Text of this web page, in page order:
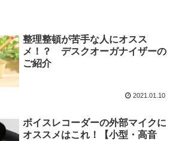
整理整頓が苦手な人にオスス
メ！？ デスクオーガナイザーの
ご紹介
2021.01.10
ボイスレコーダーの外部マイクに
オススメはこれ！【小型・高音